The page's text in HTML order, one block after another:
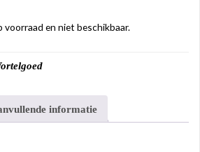
en niet beschikbaar.
informatie